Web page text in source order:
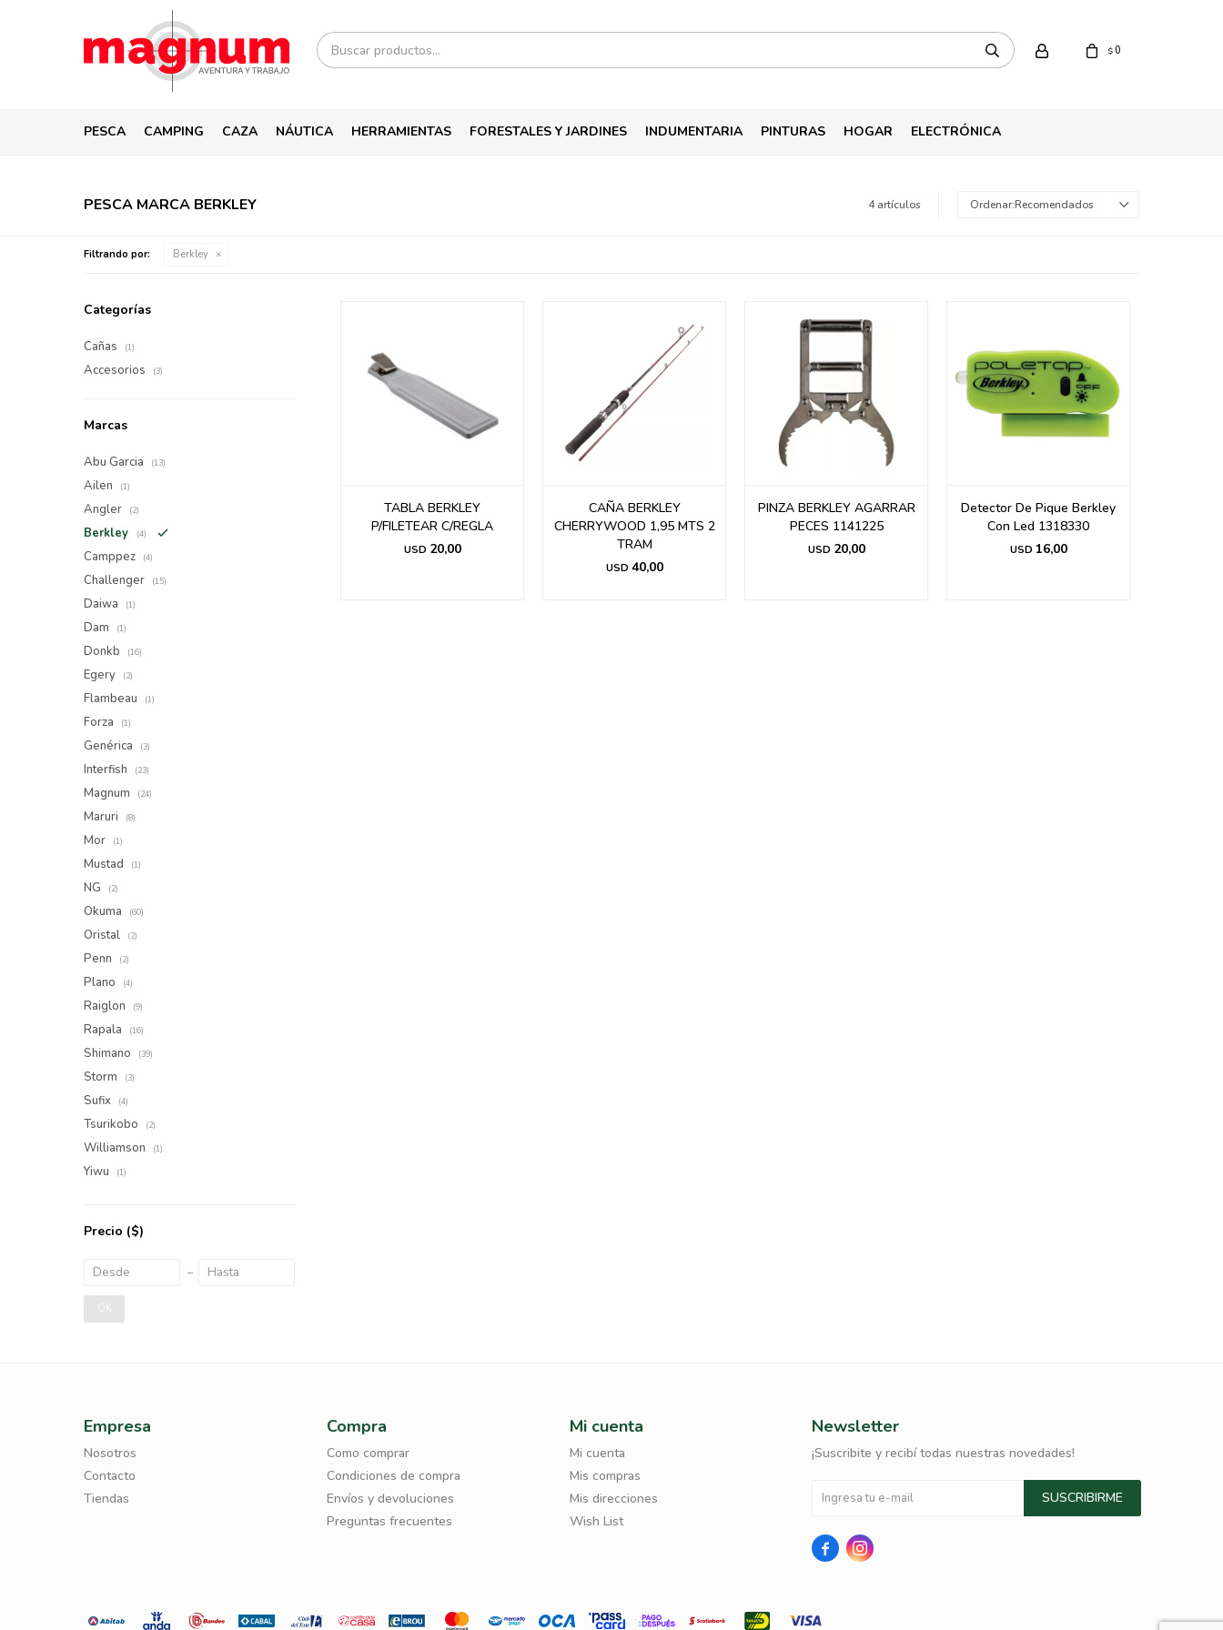
PESCA CAMPING CAZA NÁUTICA HERRAMIENTAS FORESTALES Y JARDINES INDUMENTARIA PINTURAS HOGAR ELECTRÓNICA
$ 0
PESCA MARCA BERKLEY 4 artículos Recomendados
Filtrando por: Berkley
TABLA BERKLEY
P/FILETEAR C/REGLA
USD 20,00
CAÑA BERKLEY
CHERRYWOOD 1,95 MTS 2
TRAM
USD 40,00
PINZA BERKLEY AGARRAR
PECES 1141225
USD 20,00
Detector De Pique Berkley
Con Led 1318330
USD 16,00
Categorías
Cañas (1)
Accesorios (3)
Marcas
Abu Garcia (13)
Ailen (1)
Angler (2)
Berkley (4)
Camppez (4)
Challenger (15)
Daiwa (1)
Dam (1)
Donkb (16)
Egery (2)
Flambeau (1)
Forza (1)
Genérica (3)
Interfish (23)
Magnum (24)
Maruri (8)
Mor (1)
Mustad (1)
NG (2)
Okuma (60)
Oristal (2)
Penn (2)
Plano (4)
Raiglon (9)
Rapala (16)
Shimano (39)
Storm (3)
Sufix (4)
Tsurikobo (2)
Williamson (1)
Yiwu (1)
Precio ($)
OK
Empresa
Nosotros
Contacto
Tiendas
Compra
Como comprar
Condiciones de compra
Envíos y devoluciones
Preguntas frecuentes
Mi cuenta
Mi cuenta
Mis compras
Mis direcciones
Wish List
Newsletter
¡Suscribite y recibí todas nuestras novedades!
SUSCRIBIRME
 